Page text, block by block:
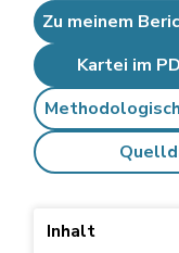
Zu meinem
Kartei im
Inhalt